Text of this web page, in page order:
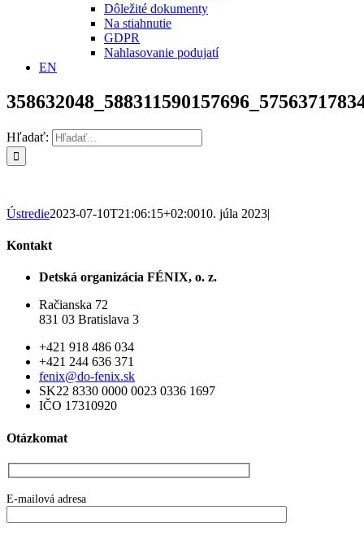
Dôležité dokumenty
Na stiahnutie
GDPR
Nahlasovanie podujatí
EN
Hľadať:
Ústredie2023-07-10T21:06:15+02:0010. júla 2023|
Kontakt
Detská organizácia FÉNIX, o. z.
Račianska 72
831 03 Bratislava 3
+421 918 486 034
+421 244 636 371
fenix@do-fenix.sk
SK22 8330 0000 0023 0336 1697
IČO 17310920
Otázkomat
E-mailová adresa